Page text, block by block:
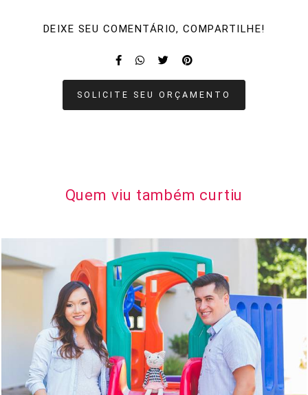
DEIXE SEU COMENTÁRIO, COMPARTILHE!
SOLICITE SEU ORÇAMENTO
Quem viu também curtiu
1201